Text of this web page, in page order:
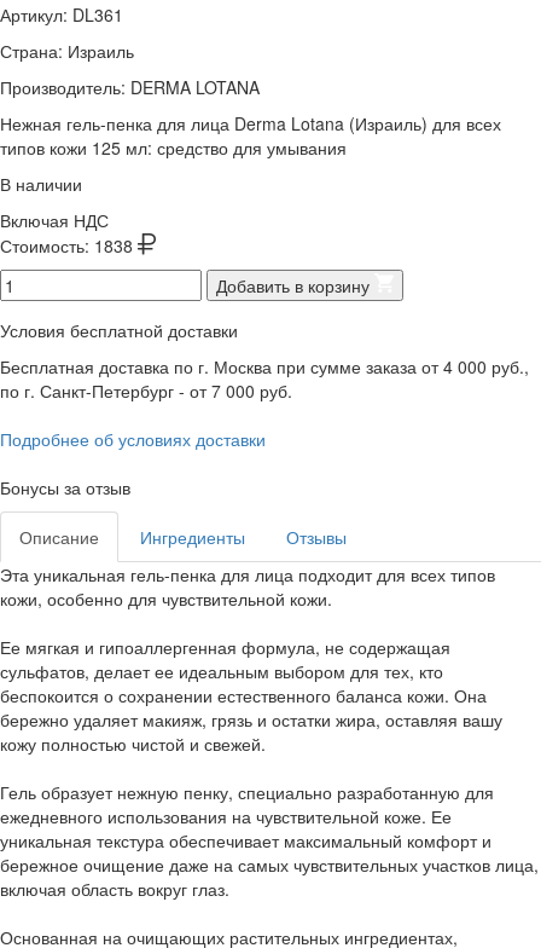
Артикул: DL361
Страна: Израиль
Производитель: DERMA LOTANA
Нежная гель-пенка для лица Derma Lotana (Израиль) для всех
типов кожи 125 мл: средство для умывания
В наличии
Включая НДС
Стоимость: 1838
Добавить в корзину
Условия бесплатной доставки
Бесплатная доставка по г. Москва при сумме заказа от 4 000 руб.,
по г. Санкт-Петербург - от 7 000 руб.
Подробнее об условиях доставки
Бонусы за отзыв
Описание Ингредиенты
Отзывы
Эта уникальная гель-пенка для лица подходит для всех типов
кожи, особенно для чувствительной кожи.
Ее мягкая и гипоаллергенная формула, не содержащая
сульфатов, делает ее идеальным выбором для тех, кто
беспокоится о сохранении естественного баланса кожи. Она
бережно удаляет макияж, грязь и остатки жира, оставляя вашу
кожу полностью чистой и свежей.
Гель образует нежную пенку, специально разработанную для
ежедневного использования на чувствительной коже. Ее
уникальная текстура обеспечивает максимальный комфорт и
бережное очищение даже на самых чувствительных участков лица,
включая область вокруг глаз.
Основанная на очищающих растительных ингредиентах,